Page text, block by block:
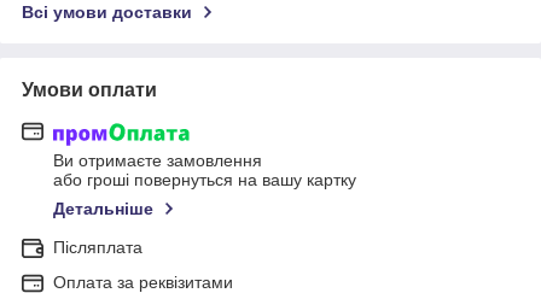
Всі умови доставки
Умови оплати
Ви отримаєте замовлення
або гроші повернуться на вашу картку
Детальніше
Післяплата
Оплата за реквізитами